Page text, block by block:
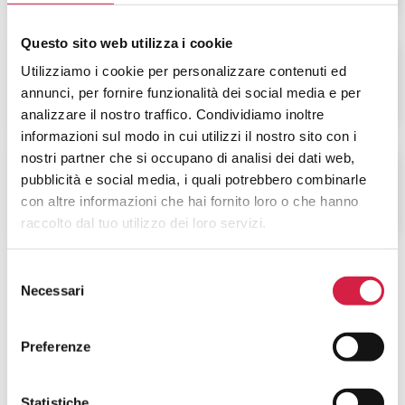
Questo sito web utilizza i cookie
Utilizziamo i cookie per personalizzare contenuti ed
annunci, per fornire funzionalità dei social media e per
analizzare il nostro traffico. Condividiamo inoltre
informazioni sul modo in cui utilizzi il nostro sito con i
nostri partner che si occupano di analisi dei dati web,
pubblicità e social media, i quali potrebbero combinarle
con altre informazioni che hai fornito loro o che hanno
raccolto dal tuo utilizzo dei loro servizi.
delNecessari
Preferenze
VIOLENZA SULLA
DONNA
ALTRI SERVIZI